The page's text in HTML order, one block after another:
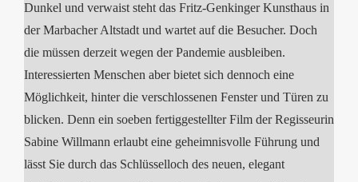
Dunkel und verwaist steht das Fritz-Genkinger Kunsthaus in
der Marbacher Altstadt und wartet auf die Besucher. Doch
die müssen derzeit wegen der Pandemie ausbleiben.
Interessierten Menschen aber bietet sich dennoch eine
Möglichkeit, hinter die verschlossenen Fenster und Türen zu
blicken. Denn ein soeben fertiggestellter Film der Regisseurin
Sabine Willmann erlaubt eine geheimnisvolle Führung und
lässt Sie durch das Schlüsselloch des neuen, elegant